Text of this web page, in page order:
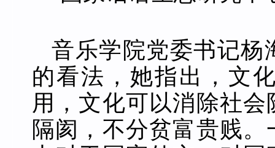
音乐学院党委书记杨
的看法，她指出，文
用，文化可以消除社
隔阂，不分贫富贵贱